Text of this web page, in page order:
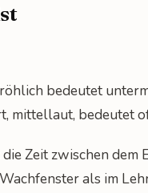
bedeutet
mittellaut, bedeutet
Zeit zwischen dem
als im